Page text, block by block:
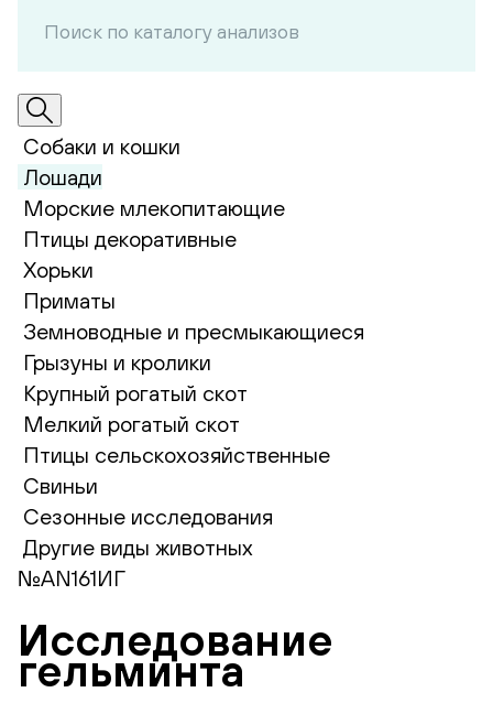
Собаки и кошки
Лошади
Морские млекопитающие
Птицы декоративные
Хорьки
Приматы
Земноводные и пресмыкающиеся
Грызуны и кролики
Крупный рогатый скот
Мелкий рогатый скот
Птицы сельскохозяйственные
Свиньи
Сезонные исследования
Другие виды животных
№AN161ИГ
Исследование
гельминта